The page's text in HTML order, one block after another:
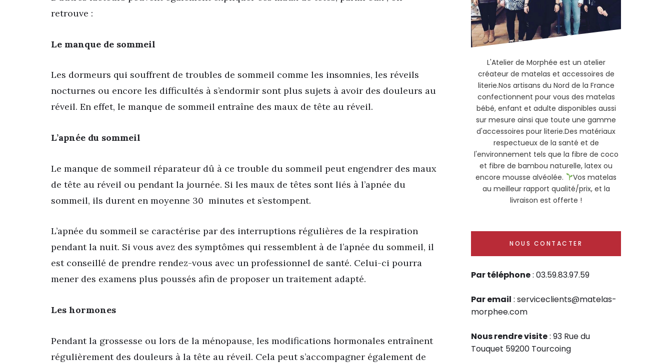
retrouve :
Le manque de sommeil
Les dormeurs qui souffrent de troubles de sommeil comme les insomnies, les réveils
nocturnes ou encore les difficultés à s’endormir sont plus sujets à avoir des douleurs au
réveil. En effet, le manque de sommeil entraîne des maux de tête au réveil.
L’apnée du sommeil
Le manque de sommeil réparateur dû à ce trouble du sommeil peut engendrer des maux
de tête au réveil ou pendant la journée. Si les maux de têtes sont liés à l’apnée du
sommeil, ils durent en moyenne 30 minutes et s’estompent.
L’apnée du sommeil se caractérise par des interruptions régulières de la respiration
pendant la nuit. Si vous avez des symptômes qui ressemblent à de l’apnée du sommeil, il
est conseillé de prendre rendez-vous avec un professionnel de santé. Celui-ci pourra
mener des examens plus poussés afin de proposer un traitement adapté.
Les hormones
Pendant la grossesse ou lors de la ménopause, les modifications hormonales entraînent
régulièrement des douleurs à la tête au réveil. Cela peut s’accompagner également de
L'Atelier de Morphée est un atelier
créateur de matelas et accessoires de
literie.Nos artisans du Nord de la France
confectionnent pour vous des matelas
bébé, enfant et adulte disponibles aussi
sur mesure ainsi que toute une gamme
d'accessoires pour literie.Des matériaux
respectueux de la santé et de
l'environnement tels que la fibre de coco
et fibre de bambou naturelle, latex ou
encore mousse alvéolée.
Vos matelas
au meilleur rapport qualité/prix, et la
livraison est offerte !
NOUS CONTACTER
Par téléphone: 03.59.83.97.59
Par email : serviceclients@matelas-
morphee.com
Nous rendre visite: 93 Rue du
Touquet 59200 Tourcoing